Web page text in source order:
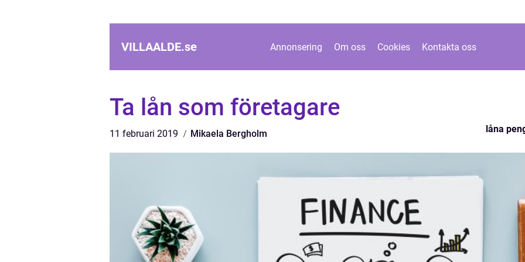
VILLAALDE.se Annonsering Om oss Cookies Kontakta oss
Ta lån som företagare
11 februari 2019 Mikaela Bergholm låna